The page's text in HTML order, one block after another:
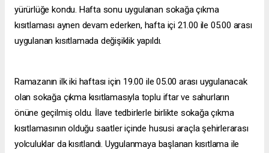
yürürlüğe kondu. Hafta sonu uygulanan sokağa çıkma
kısıtlaması aynen devam ederken, hafta içi 21.00 ile 05.00 arası
uygulanan kısıtlamada değişiklik yapıldı.
Ramazanın ilk iki haftası için 19.00 ile 05.00 arası uygulanacak
olan sokağa çıkma kısıtlamasıyla toplu iftar ve sahurların
önüne geçilmiş oldu. İlave tedbirlerle birlikte sokağa çıkma
kısıtlamasının olduğu saatler içinde hususi araçla şehirlerarası
yolculuklar da kısıtlandı. Uygulanmaya başlanan kısıtlama ile